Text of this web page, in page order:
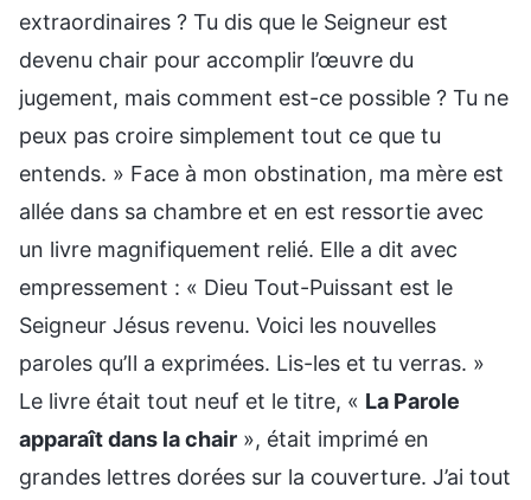
extraordinaires ? Tu dis que le Seigneur est
devenu chair pour accomplir l’œuvre du
jugement, mais comment est-ce possible ? Tu ne
peux pas croire simplement tout ce que tu
entends. » Face à mon obstination, ma mère est
allée dans sa chambre et en est ressortie avec
un livre magnifiquement relié. Elle a dit avec
empressement : « Dieu Tout-Puissant est le
Seigneur Jésus revenu. Voici les nouvelles
paroles qu’Il a exprimées. Lis-les et tu verras. »
Le livre était tout neuf et le titre, « La Parole
apparaît dans la chair », était imprimé en
grandes lettres dorées sur la couverture. J’ai tout